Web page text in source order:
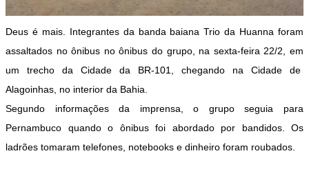
Deus é mais. Integrantes da banda baiana Trio da Huanna foram
assaltados no ônibus no ônibus do grupo, na sexta-feira 22/2, em
um trecho da Cidade da BR-101, chegando na Cidade de
Alagoinhas, no interior da Bahia.
Segundo informações da imprensa, o grupo seguia para
Pernambuco quando o ônibus foi abordado por bandidos. Os
ladrões tomaram telefones, notebooks e dinheiro foram roubados.